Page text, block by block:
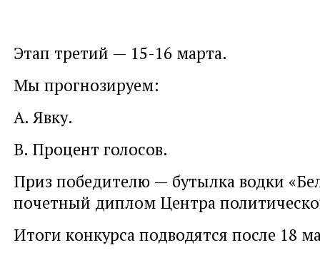
Этап третий — 15-16 марта.
Мы прогнозируем:
А. Явку.
В. Процент голосов.
Приз победителю — бутылка водки
почетный диплом Центра
Итоги конкурса подводятся после 18